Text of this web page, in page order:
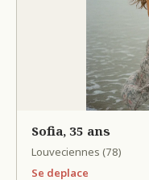
Sofia, 35 ans
Louveciennes (78)
Se deplace